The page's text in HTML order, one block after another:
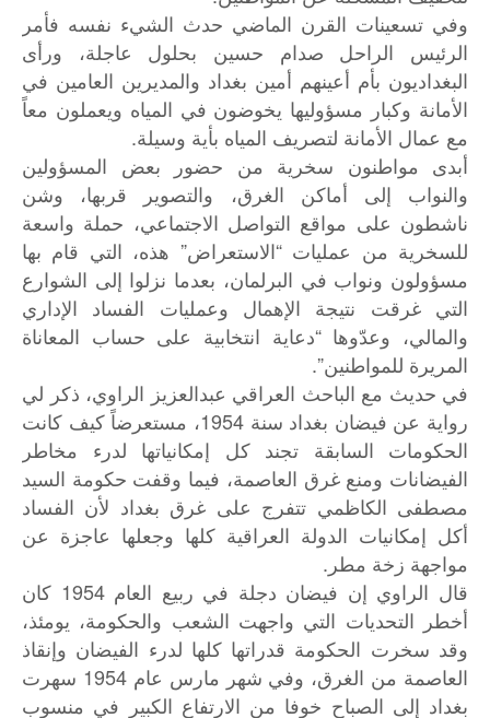
وفي تسعينات القرن الماضي حدث الشيء نفسه فأمر
الرئيس الراحل صدام حسين بحلول عاجلة، ورأى
البغداديون بأم أعينهم أمين بغداد والمديرين العامين في
الأمانة وكبار مسؤوليها يخوضون في المياه ويعملون معاً
مع عمال الأمانة لتصريف المياه بأية وسيلة.
أبدى مواطنون سخرية من حضور بعض المسؤولين
والنواب إلى أماكن الغرق، والتصوير قربها، وشن
ناشطون على مواقع التواصل الاجتماعي، حملة واسعة
للسخرية من عمليات “الاستعراض” هذه، التي قام بها
مسؤولون ونواب في البرلمان، بعدما نزلوا إلى الشوارع
التي غرقت نتيجة الإهمال وعمليات الفساد الإداري
والمالي، وعدّوها “دعاية انتخابية على حساب المعاناة
المريرة للمواطنين”.
في حديث مع الباحث العراقي عبدالعزيز الراوي، ذكر لي
رواية عن فيضان بغداد سنة 1954، مستعرضاً كيف كانت
الحكومات السابقة تجند كل إمكانياتها لدرء مخاطر
الفيضانات ومنع غرق العاصمة، فيما وقفت حكومة السيد
مصطفى الكاظمي تتفرج على غرق بغداد لأن الفساد
أكل إمكانيات الدولة العراقية كلها وجعلها عاجزة عن
مواجهة زخة مطر.
قال الراوي إن فيضان دجلة في ربيع العام 1954 كان
أخطر التحديات التي واجهت الشعب والحكومة، يومئذ،
وقد سخرت الحكومة قدراتها كلها لدرء الفيضان وإنقاذ
العاصمة من الغرق، وفي شهر مارس عام 1954 سهرت
بغداد إلى الصباح خوفا من الارتفاع الكبير في منسوب